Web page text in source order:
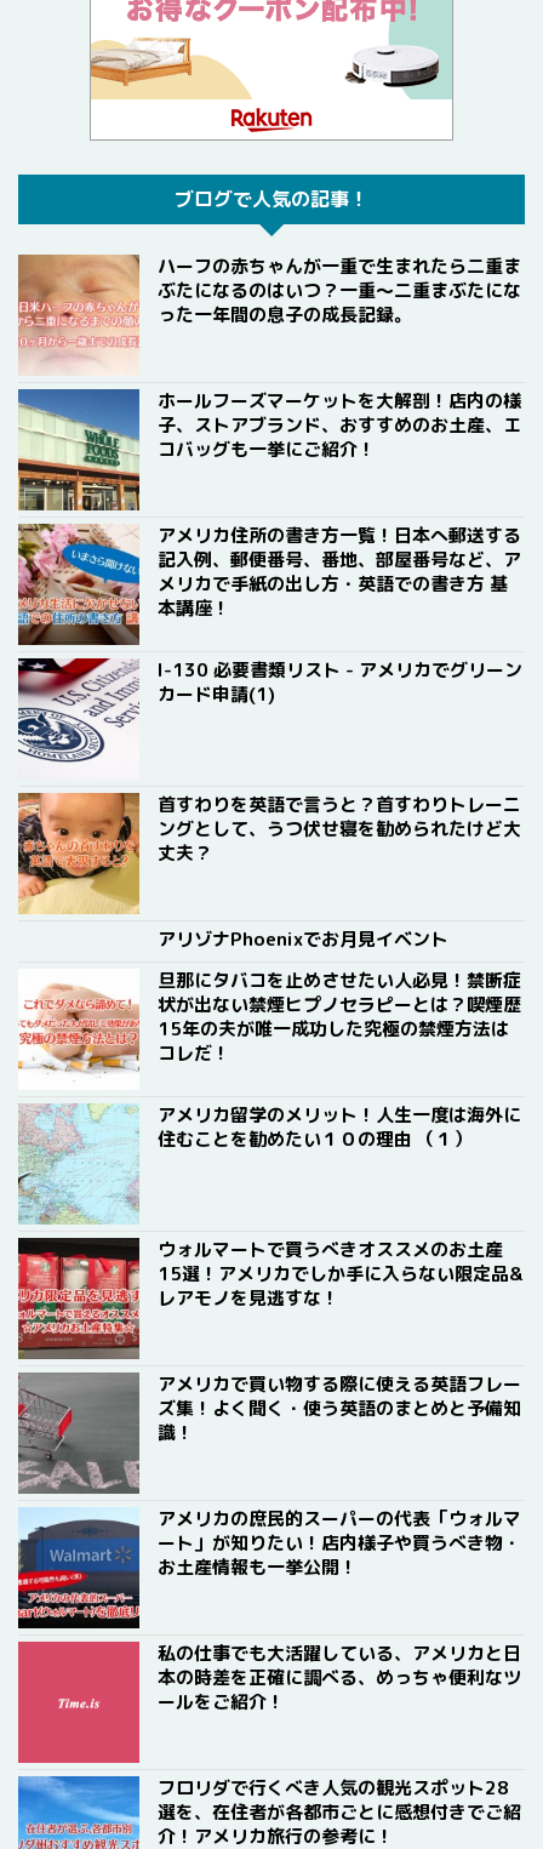
ブログで人気の記事！
ハーフの赤ちゃんが一重で生まれたら二重ま
ぶたになるのはいつ？一重〜二重まぶたにな
った一年間の息子の成長記録。
ホールフーズマーケットを大解剖！店内の様
子、ストアブランド、おすすめのお土産、エ
コバッグも一挙にご紹介！
アメリカ住所の書き方一覧！日本へ郵送する
記入例、郵便番号、番地、部屋番号など、ア
メリカで手紙の出し方・英語での書き方 基
本講座！
I-130 必要書類リスト - アメリカでグリーン
カード申請(1)
首すわりを英語で言うと？首すわりトレーニ
ングとして、うつ伏せ寝を勧められたけど大
丈夫？
アリゾナPhoenixでお月見イベント
旦那にタバコを止めさせたい人必見！禁断症
状が出ない禁煙ヒプノセラピーとは？喫煙歴
15年の夫が唯一成功した究極の禁煙方法は
コレだ！
アメリカ留学のメリット！人生一度は海外に
住むことを勧めたい１０の理由 （１）
ウォルマートで買うべきオススメのお土産
15選！アメリカでしか手に入らない限定品&
レアモノを見逃すな！
アメリカで買い物する際に使える英語フレー
ズ集！よく聞く・使う英語のまとめと予備知
識！
アメリカの庶民的スーパーの代表「ウォルマ
ート」が知りたい！店内様子や買うべき物・
お土産情報も一挙公開！
私の仕事でも大活躍している、アメリカと日
本の時差を正確に調べる、めっちゃ便利なツ
ールをご紹介！
フロリダで行くべき人気の観光スポット28
選を、在住者が各都市ごとに感想付きでご紹
介！アメリカ旅行の参考に！